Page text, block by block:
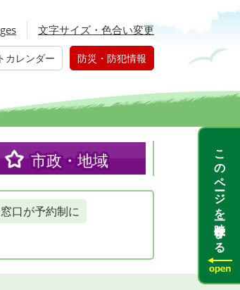
文字サイズ・色合い変更
カレンダー 防災・防犯情報
市政・地域
口が予約制に
このページを一時保存する